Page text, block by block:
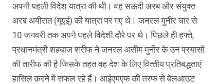
अपनी पहली विदेश यात्रा की थी। वह सऊदी अरब और संयुक्त
अरब अमीरात (यूएई) की यात्रा पर गए थे। जनरल मुनीर चार से
10 जनवरी तक अपने पहले विदेशी दौरे पर थे। पिछले ही हफ्ते,
प्रधानमंत्री शहबाज शरीफ ने जनरल असीम मुनीर के उन प्रयासों
की तारीफ की है जिसके तहत वह देश के लिए वित्‍तीय प्रतिबद्धताएं
हासिल करने में सफल रहे हैं। आईएमएफ की तरफ से बेलआउट